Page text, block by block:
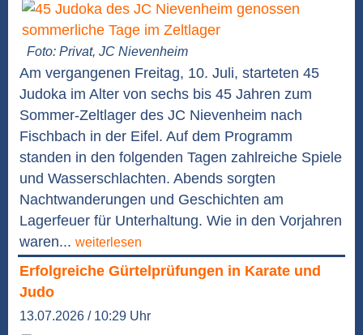
Foto: Privat, JC Nievenheim
Am vergangenen Freitag, 10. Juli, starteten 45
Judoka im Alter von sechs bis 45 Jahren zum
Sommer-Zeltlager des JC Nievenheim nach
Fischbach in der Eifel. Auf dem Programm
standen in den folgenden Tagen zahlreiche Spiele
und Wasserschlachten. Abends sorgten
Nachtwanderungen und Geschichten am
Lagerfeuer für Unterhaltung. Wie in den Vorjahren
waren... weiterlesen
Erfolgreiche Gürtelprüfungen in Karate und
Judo
13.07.2026 / 10:29 Uhr